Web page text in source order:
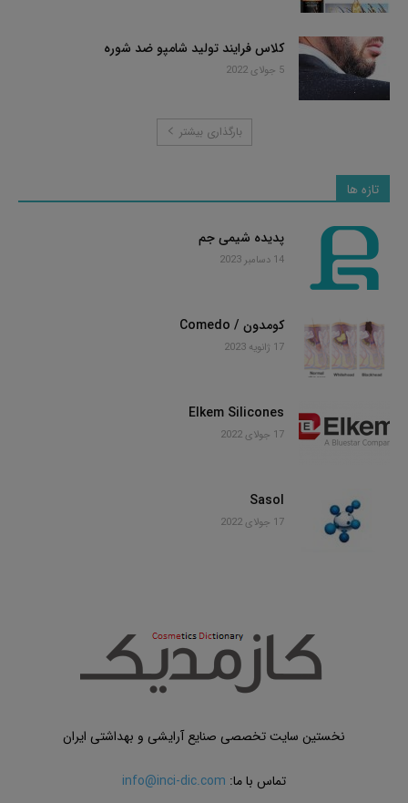
کلاس فرایند تولید شامپو ضد شوره
5 جولای 2022
بارگذاری بیشتر
تازه ها
پدیده شیمی جم
14 دسامبر 2023
کومدون / Comedo
17 ژانویه 2023
Elkem Silicones
17 جولای 2022
Sasol
17 جولای 2022
نخستین سایت تخصصی صنایع آرایشی و بهداشتی ایران
تماس با ما: info@inci-dic.com